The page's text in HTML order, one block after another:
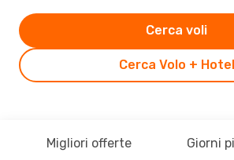
Cerca Volo + Hotel
Cerca voli
Migliori offerte Giorni